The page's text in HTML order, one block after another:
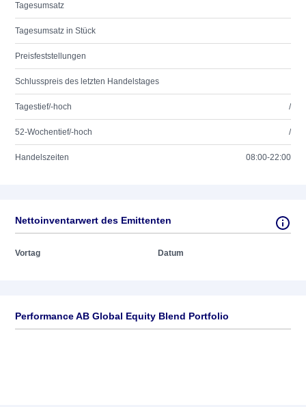
Tagesumsatz
Tagesumsatz in Stück
Preisfeststellungen
Schlusspreis des letzten Handelstages
Tagestief/-hoch /
52-Wochentief/-hoch /
Handelszeiten 08:00-22:00
Nettoinventarwert des Emittenten
Vortag Datum
Performance AB Global Equity Blend Portfolio